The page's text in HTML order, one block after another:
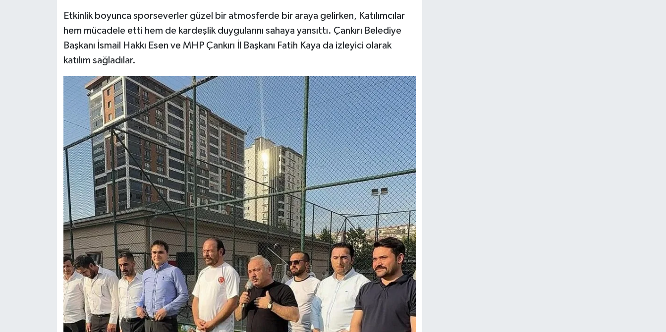
Etkinlik boyunca sporseverler güzel bir atmosferde bir araya gelirken, Katılımcılar
hem mücadele etti hem de kardeşlik duygularını sahaya yansıttı. Çankırı Belediye
Başkanı İsmail Hakkı Esen ve MHP Çankırı İl Başkanı Fatih Kaya da izleyici olarak
katılım sağladılar.